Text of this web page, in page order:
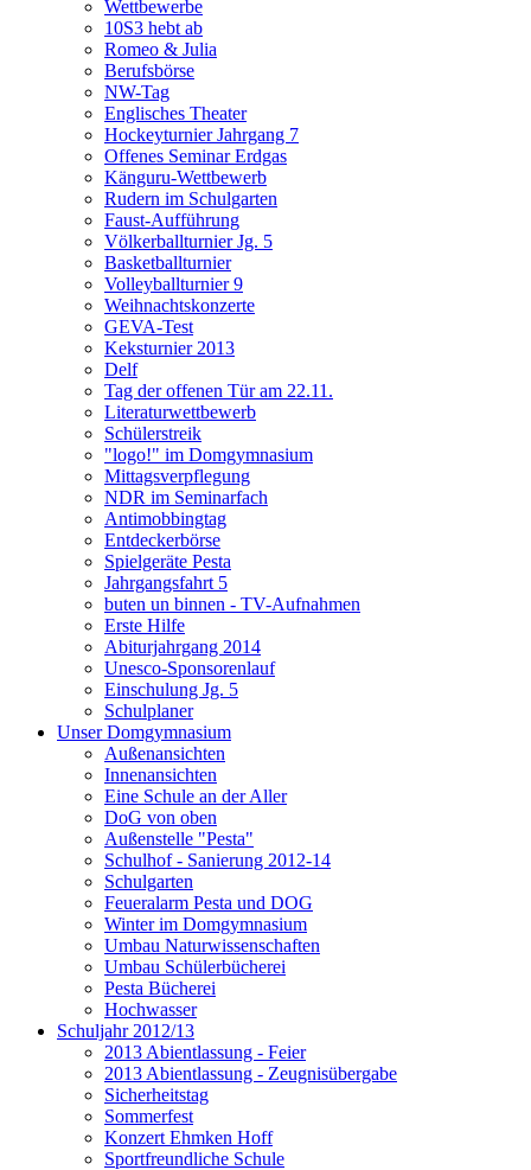
Wettbewerbe
10S3 hebt ab
Romeo & Julia
Berufsbörse
NW-Tag
Englisches Theater
Hockeyturnier Jahrgang 7
Offenes Seminar Erdgas
Känguru-Wettbewerb
Rudern im Schulgarten
Faust-Aufführung
Völkerballturnier Jg. 5
Basketballturnier
Volleyballturnier 9
Weihnachtskonzerte
GEVA-Test
Keksturnier 2013
Delf
Tag der offenen Tür am 22.11.
Literaturwettbewerb
Schülerstreik
"logo!" im Domgymnasium
Mittagsverpflegung
NDR im Seminarfach
Antimobbingtag
Entdeckerbörse
Spielgeräte Pesta
Jahrgangsfahrt 5
buten un binnen - TV-Aufnahmen
Erste Hilfe
Abiturjahrgang 2014
Unesco-Sponsorenlauf
Einschulung Jg. 5
Schulplaner
Unser Domgymnasium
Außenansichten
Innenansichten
Eine Schule an der Aller
DoG von oben
Außenstelle "Pesta"
Schulhof - Sanierung 2012-14
Schulgarten
Feueralarm Pesta und DOG
Winter im Domgymnasium
Umbau Naturwissenschaften
Umbau Schülerbücherei
Pesta Bücherei
Hochwasser
Schuljahr 2012/13
2013 Abientlassung - Feier
2013 Abientlassung - Zeugnisübergabe
Sicherheitstag
Sommerfest
Konzert Ehmken Hoff
Sportfreundliche Schule